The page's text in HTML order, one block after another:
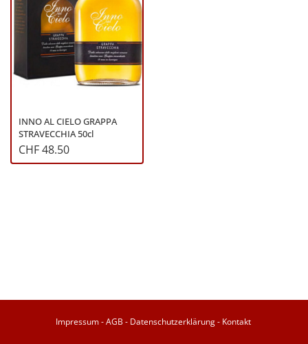
INNO AL CIELO GRAPPA
STRAVECCHIA 50cl
CHF 48.50
Impressum-AGB - Datenschutzerklärung- Kontakt